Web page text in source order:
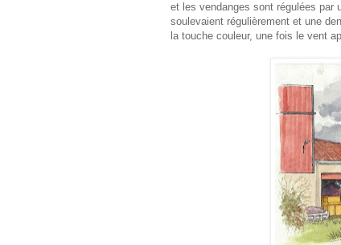
et les vendanges sont régulées par
soulevaient régulièrement et une
la touche couleur, une fois le vent